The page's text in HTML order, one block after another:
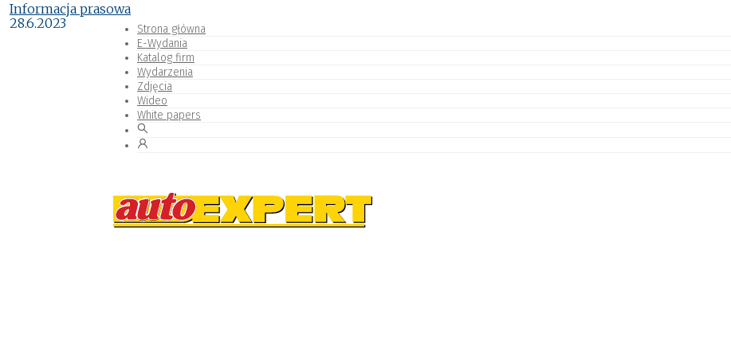
Strona główna
E-Wydania
Katalog firm
Wydarzenia
Zdjęcia
Wideo
White papers
Informacja prasowa
28.6.2023